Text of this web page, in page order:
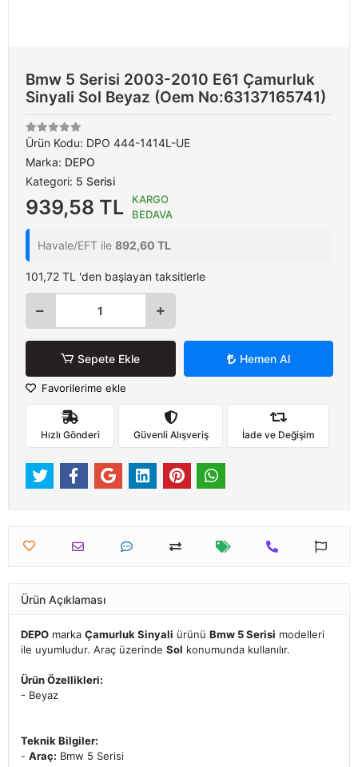
Bmw 5 Serisi 2003-2010 E61 Çamurluk
Sinyali Sol Beyaz (Oem No:63137165741)
Ürün Kodu: DPO 444-1414L-UE
Marka: DEPO
Kategori: 5 Serisi
939,58 TL
KARGO
BEDAVA
Havale/EFT ile 892,60 TL
101,72 TL 'den başlayan taksitlerle
Sepete Ekle Hemen Al
Favorilerime ekle
Hızlı Gönderi Güvenli Alışveriş İade ve Değişim
Ürün Açıklaması
DEPO marka Çamurluk Sinyali ürünü Bmw 5 Serisi modelleri
ile uyumludur. Araç üzerinde Sol konumunda kullanılır.
Ürün Özellikleri:
- Beyaz
Teknik Bilgiler:
- Araç: Bmw 5 Serisi